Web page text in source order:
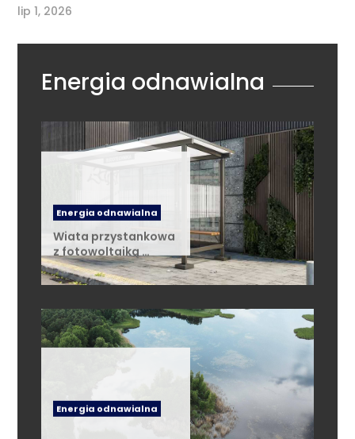
lip 1, 2026
Energia odnawialna
Energia odnawialna
Wiata przystankowa
z fotowoltaiką …
Energia odnawialna